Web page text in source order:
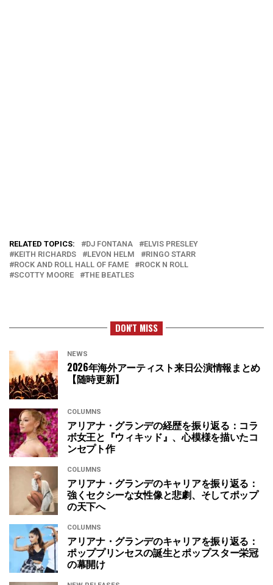
RELATED TOPICS: DJ FONTANA
ELVIS PRESLEY
KEITH RICHARDS
LEVON HELM
RINGO STARR
ROCK AND ROLL HALL OF FAME
ROCK N ROLL
SCOTTY MOORE
THE BEATLES
DON'T MISS
NEWS
2026年海外アーティスト来日公演情報まとめ
【随時更新】
COLUMNS
アリアナ・グランデの経歴を振り返る：コラ
ボ女王と『ウィキッド』、心模様を描いたコ
ンセプト作
COLUMNS
アリアナ・グランデのキャリアを振り返る：
強くセクシーな女性像と悲劇、そしてポップ
の天下へ
COLUMNS
アリアナ・グランデのキャリアを振り返る：
ポッププリンセスの誕生とポップスター栄冠
の幕開け